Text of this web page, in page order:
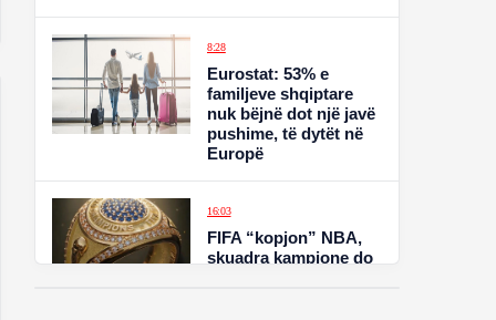
8:28
Eurostat: 53% e
familjeve shqiptare
nuk bëjnë dot një javë
pushime, të dytët në
Europë
16:03
FIFA “kopjon” NBA,
skuadra kampione do